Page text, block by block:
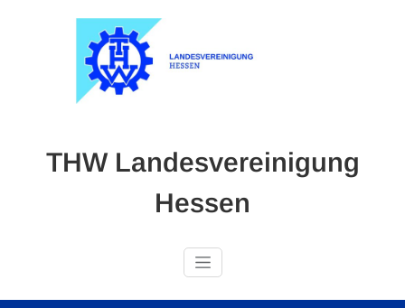
THW Landesvereinigung
Hessen